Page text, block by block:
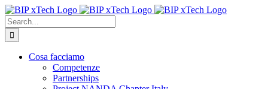
Skip
to
content
Search
for:
Cosa facciamo
Competenze
Partnerships